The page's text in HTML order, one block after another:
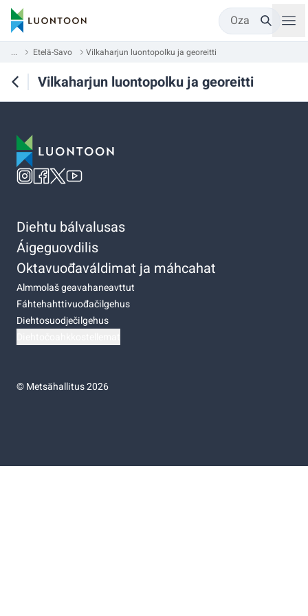
Oza
... Etelä-Savo Vilkaharjun luontopolku ja georeitti
Vilkaharjun luontopolku ja georeitti
Diehtu bálvalusas
Áigeguovdilis
Oktavuođaváldimat ja máhcahat
Almmolaš geavahaneavttut
Fáhtehahttivuođačilgehus
Diehtosuodječilgehus
©Metsähallitus 2026